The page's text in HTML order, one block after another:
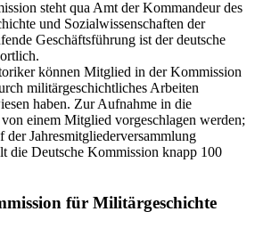
steht qua Amt der Kommandeur des
und Sozialwissenschaften der
Geschäftsführung ist der deutsche
können Mitglied in der Kommission
militärgeschichtliches Arbeiten
haben. Zur Aufnahme in die
einem Mitglied vorgeschlagen werden;
Jahresmitgliederversammlung
die Deutsche Kommission knapp 100
für Militärgeschichte